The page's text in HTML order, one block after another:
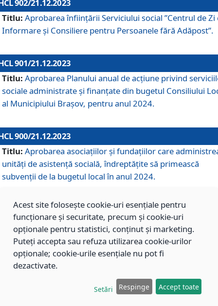
902/21.12.2023
Titlu: Aprobarea înființării Serviciului social ”Centrul de Zi
Informare și Consiliere pentru Persoanele fără Adăpost”.
901/21.12.2023
Titlu: Aprobarea Planului anual de acțiune privind
sociale administrate și finanțate din bugetul Consiliului
al Municipiului Brașov, pentru anul 2024.
900/21.12.2023
Titlu: Aprobarea asociațiilor şi fundațiilor care
unități de asistenţă socială, îndreptăţite să primească
subvenţii de la bugetul local în anul 2024.
899/21.12.2023
Aprobarea standardelor de cost pentru serviciile
sociale furnizate în cadrul Direcției de Asistență Socială
Brașov, pentru anul 2024.
Modificarea Anexei la H.C.L. nr. 91 din 09.02.2018,
Acest site folosește cookie-uri esențiale pentru
funcționare și securitate, precum și cookie-uri
opționale pentru statistici, conținut și marketing.
Puteți accepta sau refuza utilizarea cookie-urilor
opționale; cookie-urile esențiale nu pot fi
dezactivate.
Setări Respinge Accept toate